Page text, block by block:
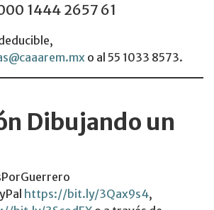
1444 2657 61
o al 55 1033 8573.
Dibujando un
https://bit.ly/3Qax9s4,